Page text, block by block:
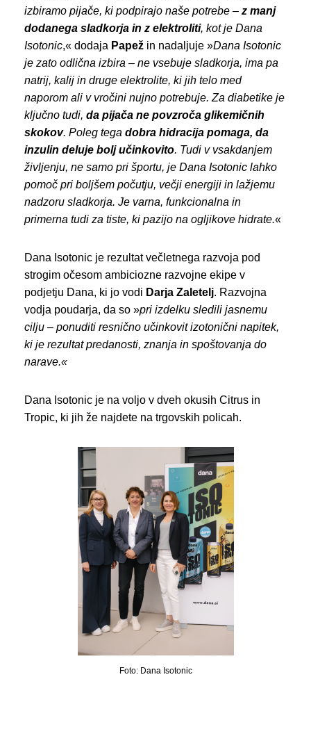
izbiramo pijače, ki podpirajo naše potrebe – z manj
dodanega sladkorja in z elektroliti, kot je Dana
Isotonic,« dodaja Papež in nadaljuje »Dana Isotonic
je zato odlična izbira – ne vsebuje sladkorja, ima pa
natrij, kalij in druge elektrolite, ki jih telo med
naporom ali v vročini nujno potrebuje. Za diabetike je
ključno tudi, da pijača ne povzroča glikemičnih
skokov. Poleg tega dobra hidracija pomaga, da
inzulin deluje bolj učinkovito. Tudi v vsakdanjem
življenju, ne samo pri športu, je Dana Isotonic lahko
pomoč pri boljšem počutju, večji energiji in lažjemu
nadzoru sladkorja. Je varna, funkcionalna in
primerna tudi za tiste, ki pazijo na ogljikove hidrate.«
Dana Isotonic je rezultat večletnega razvoja pod
strogim očesom ambiciozne razvojne ekipe v
podjetju Dana, ki jo vodi Darja Zaletelj. Razvojna
vodja poudarja, da so »pri izdelku sledili jasnemu
cilju – ponuditi resnično učinkovit izotonični napitek,
ki je rezultat predanosti, znanja in spoštovanja do
narave.«
Dana Isotonic je na voljo v dveh okusih Citrus in
Tropic, ki jih že najdete na trgovskih policah.
Foto: Dana Isotonic